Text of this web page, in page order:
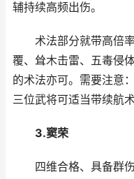
辅持续高频出伤。
术法部分就带高倍率
覆、耸木击雷、五毒侵
的术法亦可。需要注意
三位武将可适当带续航术
3.窦荣
四维合格、具备群伤